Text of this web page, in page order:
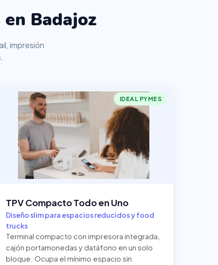
Badajoz
impresión
IDEAL PYMES
TPV Compacto Todo en Uno
Diseño slim para espacios reducidos y food
trucks
Terminal compacto con impresora integrada,
cajón portamonedas y datáfono en un solo
bloque. Ocupa el mínimo espacio sin